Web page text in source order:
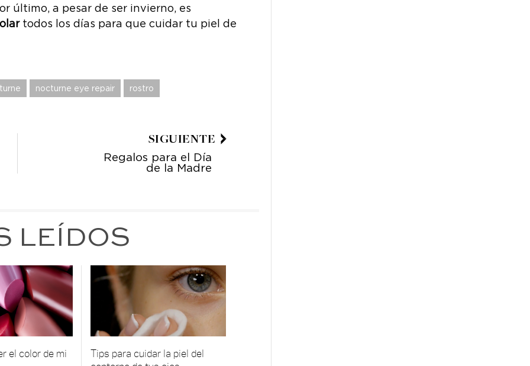
último, a pesar de ser invierno, es
todos los días para que cuidar tu piel de
nocturne eye repair rostro
SIGUIENTE
Regalos para el Día
de la Madre
LEÍDOS
el color de mi
Tips para cuidar la piel del